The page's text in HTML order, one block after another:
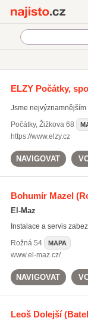
Elektronická ochrana
ELZY Počátky,
Jsme
Počátky, Žižkova 68
https://www.elzy.cz
NAVIGOVAT
Bohumír Mazel
El-Maz
Instalace a servis
Rožná54 MAPA
www.el-maz.cz/
NAVIGOVAT
Leoš Dolejší